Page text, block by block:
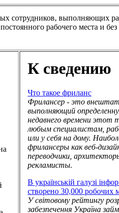
сотрудников, выполняющих
рабочего места и
К сведению
Что такое фриланс
Фрилансер - это
выполняющий
недавнего времени этот
любым специалистам,
или у себя на дому.
фрилансеры как веб-
переводчики,
рекламисты.
В українській галузі
створено 30,000 робочих
У світовому рейтингу
забезпечення Україна